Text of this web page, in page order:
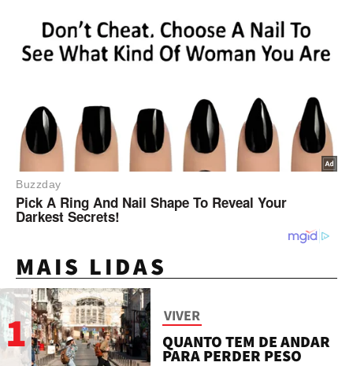
MAIS LIDAS
1 VIVER
QUANTO TEM DE ANDAR
PARA PERDER PESO